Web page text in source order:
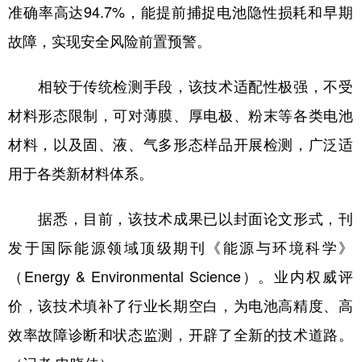
准确率高达94.7%，能提前捕捉电池隐性损耗和早期
故障，实现安全风险前置预警。
相较于传统检测手段，该技术适配性极强，不受
材料形态限制，可对薄膜、厚电极、粉末等各类电池
材料，以及固、液、气多形态样品开展检测，广泛适
用于各类新材料体系。
据悉，目前，该技术成果已以封面论文形式，刊
发于国际能源领域顶级期刊《能源与环境科学》
（Energy & Environmental Science）。业内权威评
价，该技术填补了行业长期空白，为电池高精度、高
效率故障诊断和状态监测，开辟了全新的技术道路。